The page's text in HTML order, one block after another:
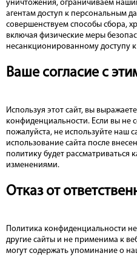
уничтожения, ограничиваем
агентам доступ к персональным
совершенствуем способы сбора,
включая физические меры
несанкционированному доступу
Ваше согласие с
Используя этот сайт, вы
конфиденциальности. Если вы не
пожалуйста, не используйте наш
использование сайта после
политику будет рассматриваться
изменениями.
Отказ от
Политика конфиденциальности
другие сайты и не применима к
могут содержать упоминание о